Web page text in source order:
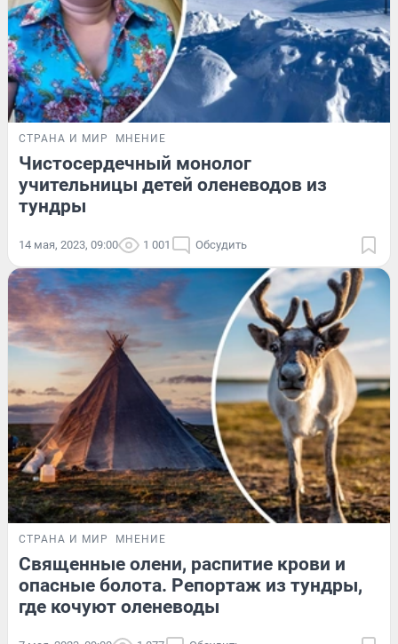
СТРАНА И МИР МНЕНИЕ
Чистосердечный монолог
учительницы детей оленеводов из
тундры
14 мая, 2023, 09:00 1 001 Обсудить
СТРАНА И МИР МНЕНИЕ
Священные олени, распитие крови и
опасные болота. Репортаж из тундры,
где кочуют оленеводы